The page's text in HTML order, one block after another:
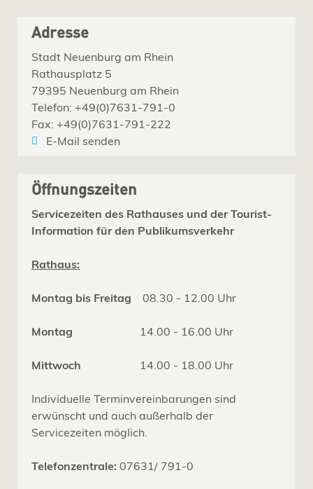
Adresse
Stadt Neuenburg am Rhein
Rathausplatz 5
79395 Neuenburg am Rhein
Telefon: +49(0)7631-791-0
Fax: +49(0)7631-791-222
E-Mail senden
Öffnungszeiten
Servicezeiten des Rathauses und der Tourist-
Information für den Publikumsverkehr
Rathaus:
Montag bis Freitag 08.30 - 12.00 Uhr
Montag 14.00 - 16.00 Uhr
Mittwoch 14.00 - 18.00 Uhr
Individuelle Terminvereinbarungen sind
erwünscht und auch außerhalb der
Servicezeiten möglich.
Telefonzentrale: 07631/ 791-0